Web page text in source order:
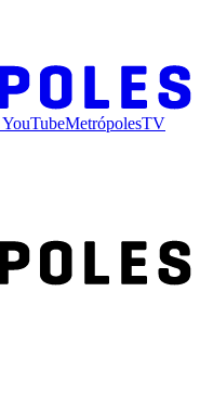
YouTubeMetrópolesTV